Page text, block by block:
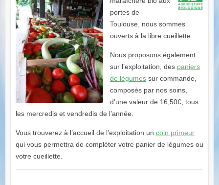
portes de
Toulouse, nous sommes
ouverts à la libre cueillette.
Nous proposons également
sur l’exploitation, des paniers
de légumessur commande,
composés par nos soins,
d’une valeur de 16,50€, tous
les mercredis et vendredis de l’année.
Vous trouverez à l’accueil de l’exploitation un coin primeur
qui vous permettra de compléter votre panier de légumes ou
votre cueillette.